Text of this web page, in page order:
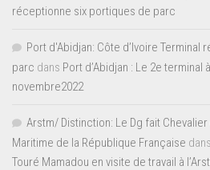
réceptionne six portiques de parc
Port d'Abidjan: Côte d’Ivoire
parc dans Port d’Abidjan : Le 2e
novembre2022
Arstm/ Distinction: Le Dg fait
Maritime de la République Française dans
Touré Mamadou en visite de travail à